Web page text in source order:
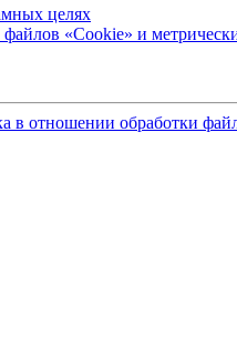
целях
«Cookie» и
в отношении обработки